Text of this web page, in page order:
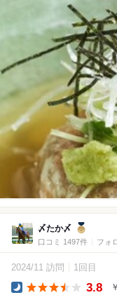
〆たか〆
口コミ 1497件 フォ
2024/11 訪問 1回目
3.8